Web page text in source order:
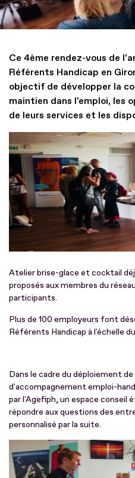
Ce 4ème rendez-vous de
Référents Handicap en
objectif de développer la
maintien dans l'emploi, les
de leurs services et les
Atelier brise-glace et cocktail
proposés aux membres du
participants.
Plus de 100 employeurs font
Référents Handicap à l'échelle
Dans le cadre du déploiement
d'accompagnement emploi-
par l'Agefiph, un espace conseil
répondre aux questions des
personnalisé par la suite.